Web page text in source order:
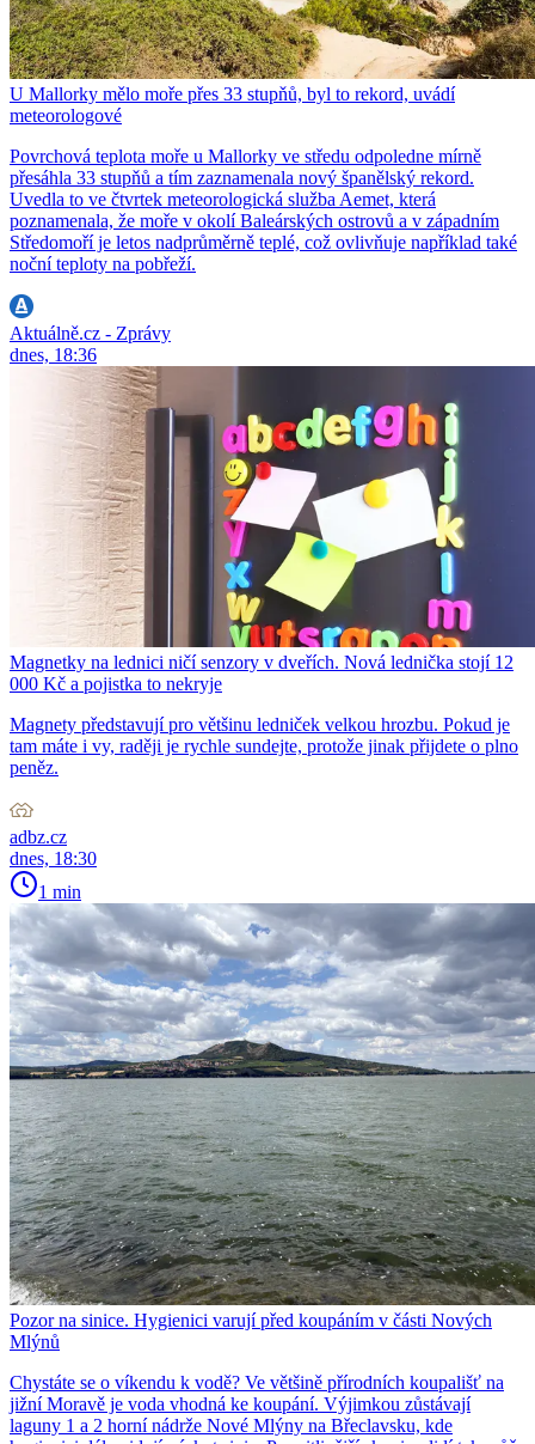
U Mallorky mělo moře přes 33 stupňů, byl to rekord, uvádí
meteorologové
Povrchová teplota moře u Mallorky ve středu odpoledne mírně
přesáhla 33 stupňů a tím zaznamenala nový španělský rekord.
Uvedla to ve čtvrtek meteorologická služba Aemet, která
poznamenala, že moře v okolí Baleárských ostrovů a v západním
Středomoří je letos nadprůměrně teplé, což ovlivňuje například také
noční teploty na pobřeží.
Aktuálně.cz - Zprávy
dnes, 18:36
Magnetky na lednici ničí senzory v dveřích. Nová lednička stojí 12
000 Kč a pojistka to nekryje
Magnety představují pro většinu ledniček velkou hrozbu. Pokud je
tam máte i vy, raději je rychle sundejte, protože jinak přijdete o plno
peněz.
adbz.cz
dnes, 18:30
1 min
Pozor na sinice. Hygienici varují před koupáním v části Nových
Mlýnů
Chystáte se o víkendu k vodě? Ve většině přírodních koupališť na
jižní Moravě je voda vhodná ke koupání. Výjimkou zůstávají
laguny 1 a 2 horní nádrže Nové Mlýny na Břeclavsku, kde